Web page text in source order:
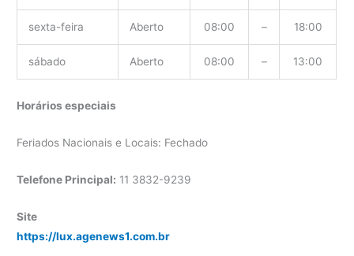
sexta-feira Aberto 08:00 – 18:00
sábado Aberto 08:00 – 13:00
Horários especiais
Feriados Nacionais e Locais: Fechado
Telefone Principal: 11 3832-9239
Site
https://lux.agenews1.com.br